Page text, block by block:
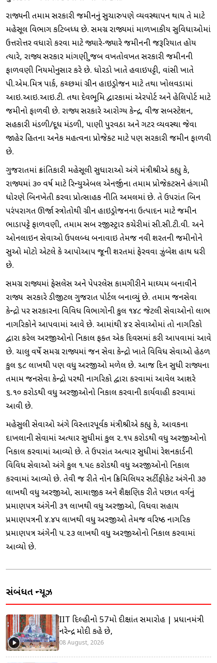
રાજ્યની તમામ સરકારી જમીનનું સુચારુપણે વ્યવસ્થાપન થાય તે માટે
મહેસૂલ વિભાગ કટિબધ્ધ છે. સમગ્ર રાજ્યમાં માળખાકીય સુવિધાઓમાં
ઉત્તરોત્તર વધારો કરવા માટે જ્યારે-જ્યારે જમીનની જરૂરિયાત હોય
ત્યારે, રાજ્ય સરકાર માંગણી મુજબ વખતોવખત સરકારી જમીનની
ફાળવણી નિયમોનુસાર કરે છે. ધોરડો ખાતે હવાઇપટ્ટી, વાંસી ખાતે
પી.એમ.મિત્ર પાર્ક, કચ્છમાં ગ્રીન હાઇડ્રોજન માટે તથા ખોલવડામાં
આઇ.આઇ.આઇ.ટી. તથા દેવભૂમિ દ્વારકામાં એરપોર્ટ અને હેલિપોર્ટ માટે
જમીનો ફાળવી છે. રાજ્ય સરકારે આરોગ્ય કેન્દ્ર, વીજ સબસ્ટેશન,
સહકારી મંડળી/દૂધ મંડળી, પાણી પુરવઠા અને ગટર વ્યવસ્થા જેવા
જાહેર હિતના અનેક મહત્વના પ્રોજેક્ટ માટે પણ સરકારી જમીન ફાળવી
છે.
ગુજરાતમાં ક્રાંતિકારી મહેસૂલી સુધારાઓ અંગે મંત્રીશ્રીએ કહ્યુ કે,
રાજ્યમાં ૩૦ વર્ષ માટે રિન્યુએબલ એનર્જીના તમામ પ્રોજેકટસને હંગામી
ધોરણે બિનખેતી કરવા પ્રોત્સાહક નીતિ અમલમાં છે. તે ઉપરાંત બિન
પરંપરાગત ઊર્જા સ્ત્રોતોથી ગ્રીન હાઇડ્રોજનના ઉત્પાદન માટે જમીન
ભાડાપટ્ટે ફાળવણી, તમામ સબ રજીસ્ટ્રાર કચેરીમાં સી.સી.ટી.વી. અને
ઓનલાઇન સેવાઓ ઉપલબ્ધ બનાવાઇ તેમજ નવી શરતની જમીનોને
સુઓ મોટો એટલે કે આપોઆપ જૂની શરતમાં ફેરવવા ઝુંબેશ હાથ ધરી
છે.
સમગ્ર રાજ્યમાં ફેસલેસ અને પે૫રલેસ કામગીરીને માઘ્યમ બનાવીને
રાજ્ય સરકારે ડીજીટલ ગુજરાત પોર્ટલ બનાવ્યું છે. તમામ જનસેવા
કેન્દ્રો પર સરકારના વિવિધ વિભાગોની કુલ ૧૪૮ જેટલી સેવાઓનો લાભ
નાગરિકોને આપવામાં આવે છે. આમાંથી ૪૨ સેવાઓમાં તો નાગરિકો
દ્વારા કરેલ અરજીઓનો નિકાલ ફક્ત એક દિવસમાં કરી આપવામાં આવે
છે. ચાલુ વર્ષે સમગ્ર રાજ્યમાં જન સેવા કેન્દ્રો ખાતે વિવિધ સેવાઓ હેઠળ
કુલ ૬૮ લાખથી પણ વધુ અરજીઓ મળેલ છે. આજ દિન સુધી રાજ્યના
તમામ જનસેવા કેન્દ્રો ૫રથી નાગરિકો દ્વારા કરવામાં આવેલ આશરે
૬.૧૦ કરોડથી વધુ અરજીઓનો નિકાલ કરવાની કાર્યવાહી કરવામાં
આવી છે.
મહેસુલી સેવાઓ અંગે વિસ્તારપૂર્વક મંત્રીશ્રીએ કહ્યુ કે, આવકના
દાખલાની સેવામાં અત્યાર સુધીમાં કુલ ૨.૧૫ કરોડથી વધુ અરજીઓનો
નિકાલ કરવામાં આવ્યો છે. તે ઉપરાંત અત્યાર સુધીમાં રેશનકાર્ડની
વિવિધ સેવાઓ અંગે કુલ ૧.૫૯ કરોડથી વધુ અરજીઓનો નિકાલ
કરવામાં આવ્યો છે. તેવી જ રીતે નોન ક્રિમિલિયર સર્ટીફીકેટ અંગેની ૩૭
લાખથી વધુ અરજીઓ, સામાજીક અને શૈક્ષણિક રીતે ૫છાત વર્ગનું
પ્રમાણ૫ત્ર અંગેની ૩૧ લાખથી વધુ અરજીઓ, વિધવા સહાય
પ્રમાણ૫ત્રની ૪.૪૫ લાખથી વધુ અરજીઓ તેમજ વરિષ્ઠ નાગરિક
પ્રમાણ૫ત્ર અંગેની ૫.૨૩ લાખથી વધુ અરજીઓનો નિકાલ કરવામાં
આવ્યો છે.
સંબંધિત ન્યૂઝ
IIT દિલ્હીનો 57મો દીક્ષાંત સમારોહ | પ્રધાનમંત્રી
નરેન્દ્ર મોદી કહે છે,
08 August, 2026